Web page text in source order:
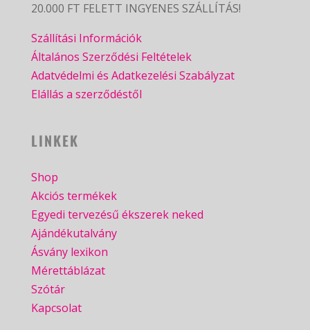
20.000 FT FELETT INGYENES SZÁLLÍTÁS!
Szállítási Információk
Általános Szerződési Feltételek
Adatvédelmi és Adatkezelési Szabályzat
Elállás a szerződéstől
LINKEK
Shop
Akciós termékek
Egyedi tervezésű ékszerek neked
Ajándékutalvány
Ásvány lexikon
Mérettáblázat
Szótár
Kapcsolat